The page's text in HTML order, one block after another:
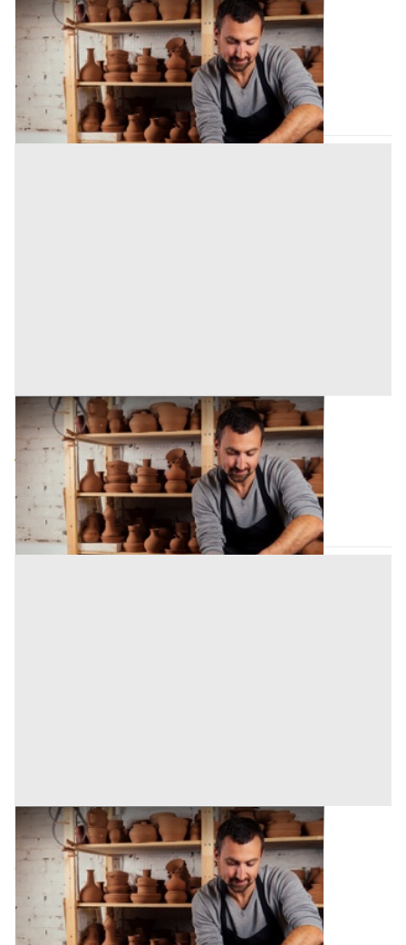
Laboratorio Artigiano all'asta a Palermo
Bagheria (Palermo)
Offerta minima
65.812,50 € 87.750 €
Codice asta:
AN9128022
Asta chiusa
Laboratorio Artigiano all'asta a Palermo
Bagheria (Palermo)
Offerta minima
40.722 € 54.296 €
Codice asta:
Asta chiusa
Laboratorio Artigiano all'asta a Palermo
Bagheria (Palermo)
Offerta minima
66.750 € 89.000 €
Codice asta:
AN9128023
Asta chiusa